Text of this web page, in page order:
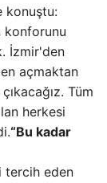
konuştu:
konforunu
İzmir'den
açmaktan
Tüm
herkesi
“Bu kadar
tercih eden